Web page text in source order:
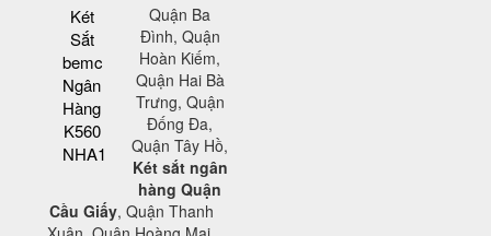
Két
Sắt
bemc
Ngân
Hàng
K560
NHA1
Quận Ba
Đình, Quận
Hoàn Kiếm,
Quận Hai Bà
Trưng, Quận
Đống Đa,
Quận Tây Hồ,
Két sắt ngân
hàng Quận
Cầu Giấy, Quận Thanh